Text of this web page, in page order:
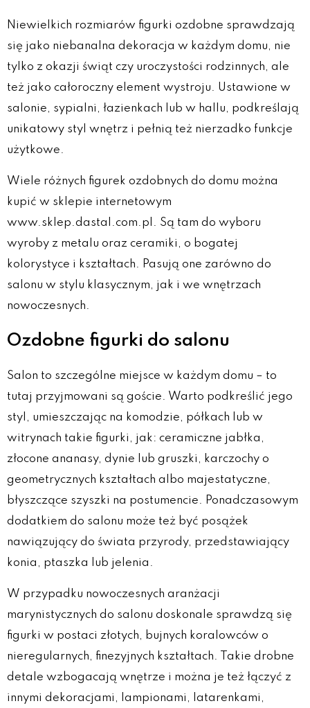
Niewielkich rozmiarów figurki ozdobne sprawdzają
się jako niebanalna dekoracja w każdym domu, nie
tylko z okazji świąt czy uroczystości rodzinnych, ale
też jako całoroczny element wystroju. Ustawione w
salonie, sypialni, łazienkach lub w hallu, podkreślają
unikatowy styl wnętrz i pełnią też nierzadko funkcje
użytkowe.
Wiele różnych figurek ozdobnych do domu można
kupić w sklepie internetowym
www.sklep.dastal.com.pl. Są tam do wyboru
wyroby z metalu oraz ceramiki, o bogatej
kolorystyce i kształtach. Pasują one zarówno do
salonu w stylu klasycznym, jak i we wnętrzach
nowoczesnych.
Ozdobne figurki do salonu
Salon to szczególne miejsce w każdym domu – to
tutaj przyjmowani są goście. Warto podkreślić jego
styl, umieszczając na komodzie, półkach lub w
witrynach takie figurki, jak: ceramiczne jabłka,
złocone ananasy, dynie lub gruszki, karczochy o
geometrycznych kształtach albo majestatyczne,
błyszczące szyszki na postumencie. Ponadczasowym
dodatkiem do salonu może też być posążek
nawiązujący do świata przyrody, przedstawiający
konia, ptaszka lub jelenia.
W przypadku nowoczesnych aranżacji
marynistycznych do salonu doskonale sprawdzą się
figurki w postaci złotych, bujnych koralowców o
nieregularnych, finezyjnych kształtach. Takie drobne
detale wzbogacają wnętrze i można je też łączyć z
innymi dekoracjami, lampionami, latarenkami,